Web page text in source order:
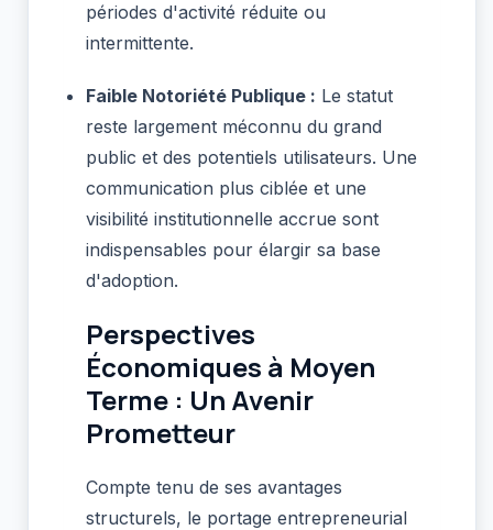
périodes d'activité réduite ou
intermittente.
Faible Notoriété Publique : Le statut
reste largement méconnu du grand
public et des potentiels utilisateurs. Une
communication plus ciblée et une
visibilité institutionnelle accrue sont
indispensables pour élargir sa base
d'adoption.
Perspectives
Économiques à Moyen
Terme : Un Avenir
Prometteur
Compte tenu de ses avantages
structurels, le portage entrepreneurial